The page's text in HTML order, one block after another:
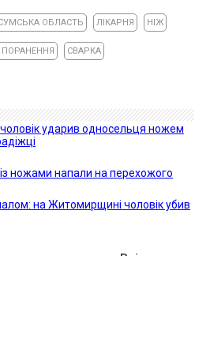
ОБЛАСТЬ ЛІКАРНЯ НІЖ
СВАРКА
чоловік ударив односельця ножем
ножами напали на перехожого
на Житомирщині чоловік убив
Всі новини »